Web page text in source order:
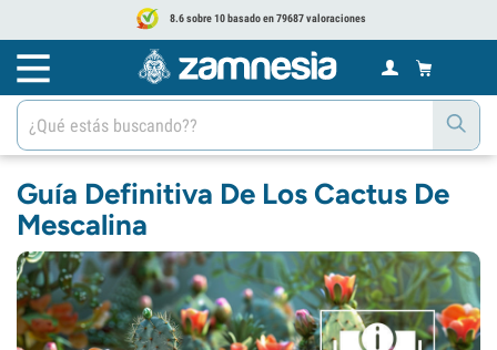
8.6 sobre 10 basado en 79687 valoraciones
Guía Definitiva De Los Cactus De
Mescalina